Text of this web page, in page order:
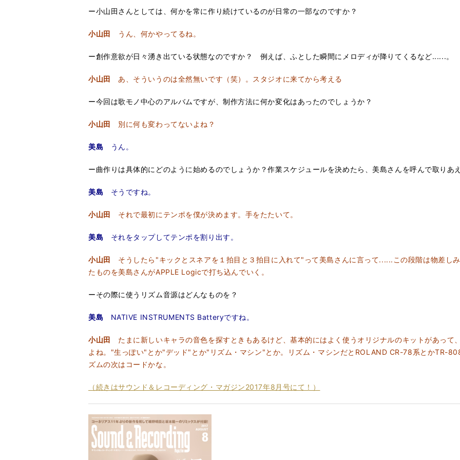
ー小山田さんとしては、何かを常に作り続けているのが日常の一部なのですか？
小山田 うん、何かやってるね。
ー創作意欲が日々湧き出ている状態なのですか？ 例えば、ふとした瞬間にメロディが降りてくるなど......。
小山田 あ、そういうのは全然無いです（笑）。スタジオに来てから考える
ー今回は歌モノ中心のアルバムですが、制作方法に何か変化はあったのでしょうか？
小山田 別に何も変わってないよね？
美島 うん。
ー曲作りは具体的にどのように始めるのでしょうか？作業スケジュールを決めたら、美島さんを呼んで取りあ
美島 そうですね。
小山田 それで最初にテンポを僕が決めます。手をたたいて。
美島 それをタップしてテンポを割り出す。
小山田 そうしたら"キックとスネアを１拍目と３拍目に入れて"って美島さんに言って......この段階は物差し
たものを美島さんがAPPLE Logicで打ち込んでいく。
ーその際に使うリズム音源はどんなものを？
美島 NATIVE INSTRUMENTS Batteryですね。
小山田 たまに新しいキャラの音色を探すときもあるけど、基本的にはよく使うオリジナルのキットがあって
よね。"生っぽい"とか"デッド"とか"リズム・マシン"とか。リズム・マシンだとROLAND CR-78系とかTR-
ズムの次はコードかな。
（続きはサウンド＆レコーディング・マガジン2017年8月号にて！）